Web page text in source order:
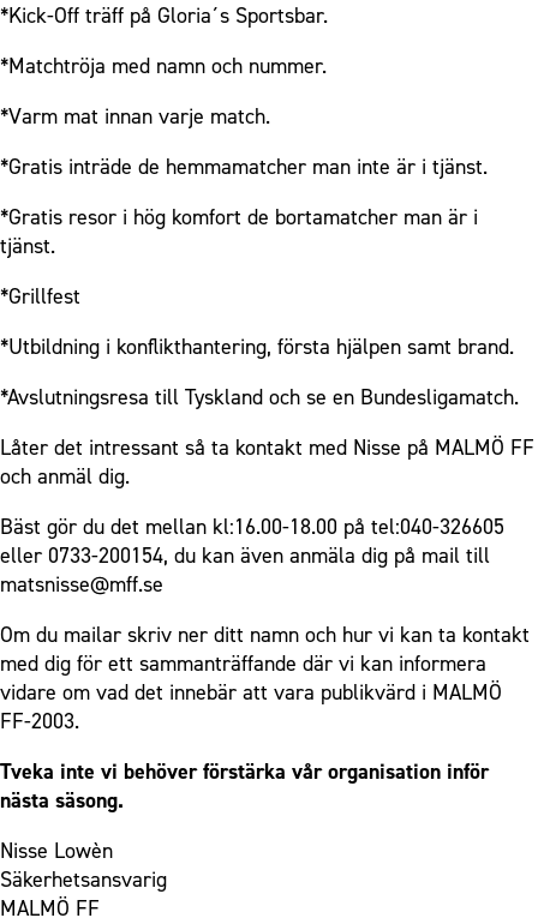
*Kick-Off träff på Gloria´s Sportsbar.
*Matchtröja med namn och nummer.
*Varm mat innan varje match.
*Gratis inträde de hemmamatcher man inte är i tjänst.
*Gratis resor i hög komfort de bortamatcher man är i
tjänst.
*Grillfest
*Utbildning i konflikthantering, första hjälpen samt brand.
*Avslutningsresa till Tyskland och se en Bundesligamatch.
Låter det intressant så ta kontakt med Nisse på MALMÖ FF
och anmäl dig.
Bäst gör du det mellan kl:16.00-18.00 på tel:040-326605
eller 0733-200154, du kan även anmäla dig på mail till
matsnisse@mff.se
Om du mailar skriv ner ditt namn och hur vi kan ta kontakt
med dig för ett sammanträffande där vi kan informera
vidare om vad det innebär att vara publikvärd i MALMÖ
FF-2003.
Tveka inte vi behöver förstärka vår organisation inför
nästa säsong.
Nisse Lowèn
Säkerhetsansvarig
MALMÖ FF